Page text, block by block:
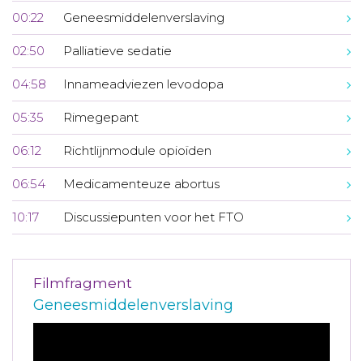
00:22 Geneesmiddelenverslaving
02:50 Palliatieve sedatie
04:58 Innameadviezen levodopa
05:35 Rimegepant
06:12 Richtlijnmodule opioïden
06:54 Medicamenteuze abortus
10:17 Discussiepunten voor het FTO
Filmfragment
Geneesmiddelenverslaving